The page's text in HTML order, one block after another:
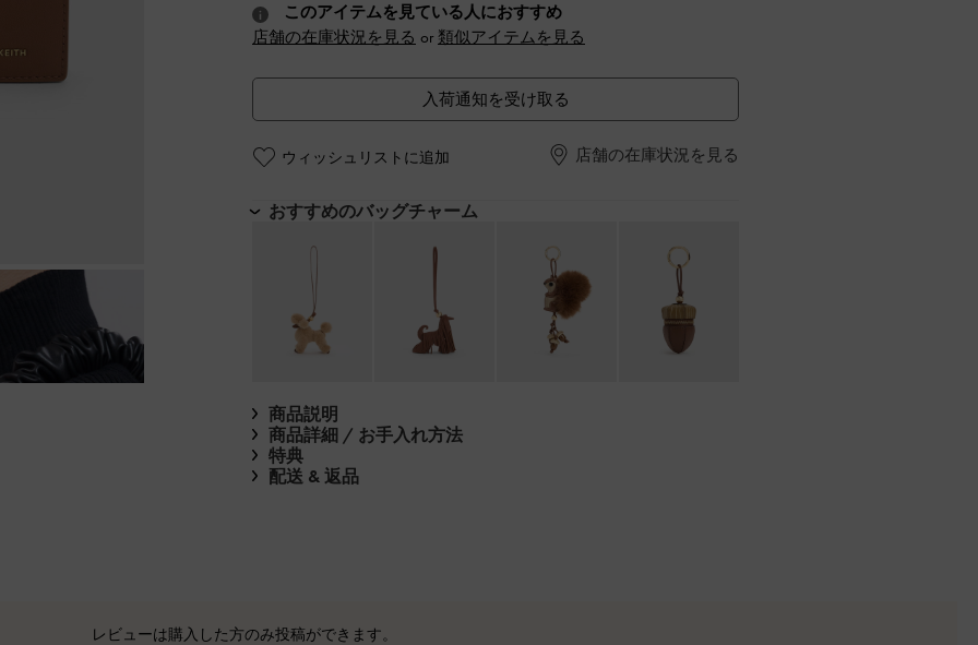
このアイテムを見ている人におすすめ
店舗の在庫状況を見る or 類似アイテムを見る
入荷通知を受け取る
ウィッシュリストに追加 店舗の在庫状況を見る
おすすめのバッグチャーム
商品説明
商品詳細 / お手入れ方法
特典
配送 & 返品
レビューは購入した方のみ投稿ができます。